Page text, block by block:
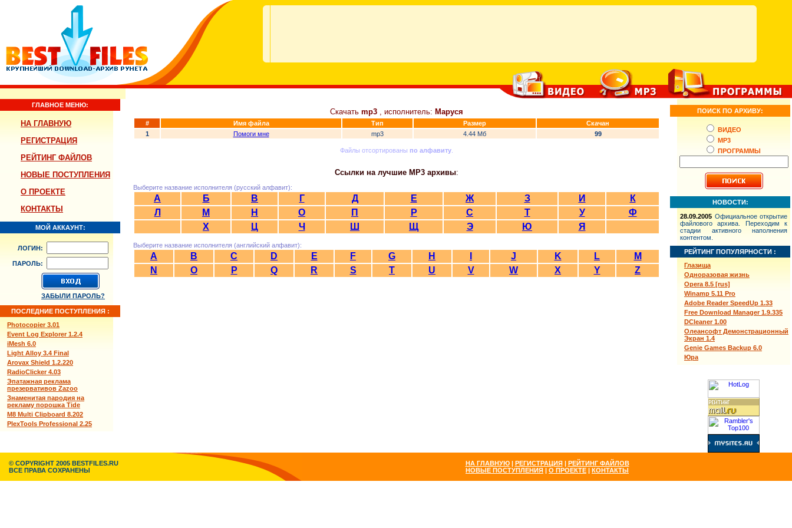
ГЛАВНОЕ МЕНЮ:
НА ГЛАВНУЮ
РЕГИСТРАЦИЯ
РЕЙТИНГ ФАЙЛОВ
НОВЫЕ ПОСТУПЛЕНИЯ
О ПРОЕКТЕ
КОНТАКТЫ
МОЙ АККАУНТ:
ЛОГИН:
ПАРОЛЬ:
ЗАБЫЛИ ПАРОЛЬ?
ПОСЛЕДНИЕ ПОСТУПЛЕНИЯ :
Photocopier 3.01
Event Log Explorer 1.2.4
iMesh 6.0
Light Alloy 3.4 Final
Arovax Shield 1.2.220
RadioClicker 4.03
Эпатажная реклама
презервативов Zazoo
Знаменитая пародия на
рекламу порошка Tide
M8 Multi Clipboard 8.202
PlexTools Professional 2.25
Скачать mp3 , исполнитель: Маруся
# Имя файла Тип Размер
Скачан
1
Помоги мне mp3 4.44 Мб 99
Файлы отсортированы по алфавиту
Ссылки на лучшие MP3 архивы:
Выберите название исполнителя (русский алфавит):
А Б В Г Д Е Ж З И
К
Л
М Н О П Р С Т У
Ф
Х
Ц Ч Ш Щ Э Ю Я
Выберите название исполнителя (английский алфавит):
A B C D E F G H J K L
M
N
O P Q R S T U V W X Y Z
ПОИСК ПО АРХИВУ:
ВИДЕО
MP3
ПРОГРАММЫ
НОВОСТИ:
28.09.2005 Официальное открытие
файлового архива. Переходим к
стадии активного наполнения
контентом.
РЕЙТИНГ ПОПУЛЯРНОСТИ :
Глазища
Одноразовая жизнь
Opera 8.5 [rus]
Winamp 5.11 Pro
Adobe Reader SpeedUp 1.33
Free Download Manager 1.9.335
DCleaner 1.00
Олеансофт Демонстрационный
Экран 1.4
Genie Games Backup 6.0
Юра
© COPYRIGHT 2005 BESTFILES.RU
ВСЕ ПРАВА СОХРАНЕНЫ
НА ГЛАВНУЮ | РЕГИСТРАЦИЯ | РЕЙТИНГ ФАЙЛОВ
НОВЫЕ ПОСТУПЛЕНИЯ | О ПРОЕКТЕ | КОНТАКТЫ